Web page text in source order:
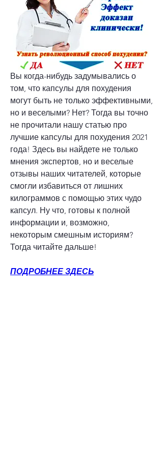
Вы когда-нибудь задумывались о
том, что капсулы для похудения
могут быть не только эффективными,
но и веселыми? Нет? Тогда вы точно
не прочитали нашу статью про
лучшие капсулы для похудения 2021
года! Здесь вы найдете не только
мнения экспертов, но и веселые
отзывы наших читателей, которые
смогли избавиться от лишних
килограммов с помощью этих чудо
капсул. Ну что, готовы к полной
информации и, возможно,
некоторым смешным историям?
Тогда читайте дальше!
ПОДРОБНЕЕ ЗДЕСЬ